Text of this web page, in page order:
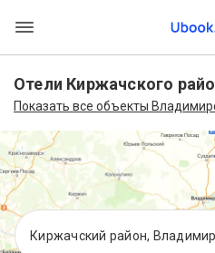
Отели Киржачского
Показать все объекты